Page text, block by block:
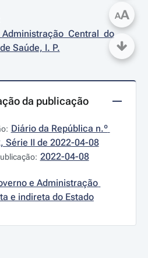
Central do
Saúde, I. P.
da publicação
Diário da República n.º
Série II de 2022-04-08
2022-04-08
e Administração
e indireta do Estado
AA